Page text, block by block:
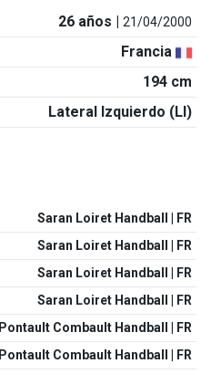
26 años |21/04/2000
Francia
194 cm
Lateral Izquierdo (LI)
Saran Loiret Handball | FR
Saran Loiret Handball | FR
Saran Loiret Handball | FR
Saran Loiret Handball | FR
Pontault Combault Handball | FR
Pontault Combault Handball | FR